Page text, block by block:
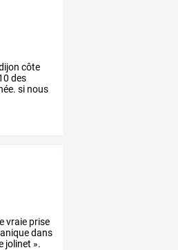
côte
des
si nous
vraie prise
dans
jolinet ».